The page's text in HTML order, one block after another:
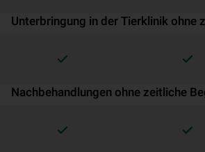
Unterbringung in der Tierklinik ohne
Nachbehandlungen ohne zeitliche